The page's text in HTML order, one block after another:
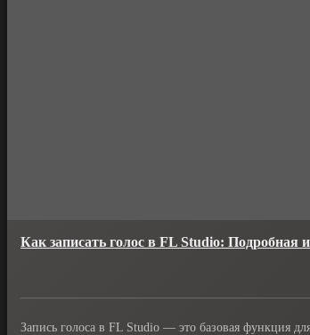
Как записать голос в FL Studio: Подробная
Запись голоса в FL Studio — это базовая функция